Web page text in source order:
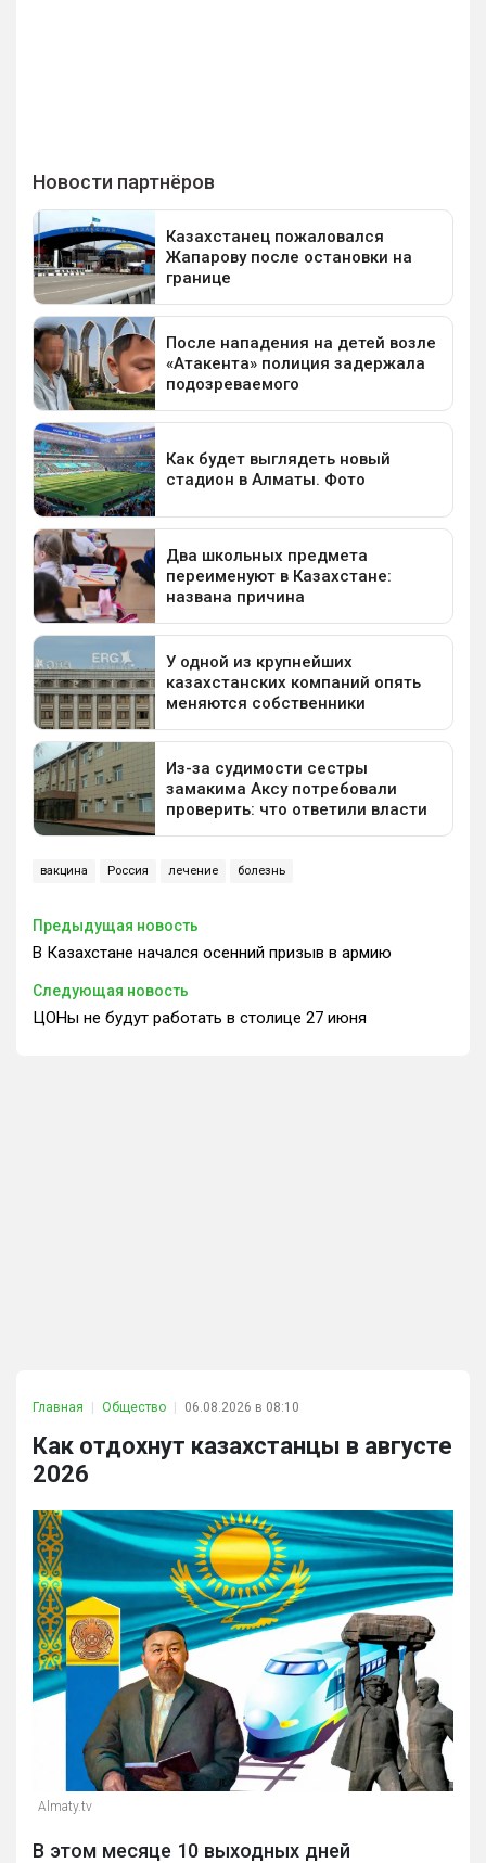
вакцина Россия лечение болезнь
Предыдущая новость
В Казахстане начался осенний призыв в армию
Следующая новость
ЦОНы не будут работать в столице 27 июня
Главная Общество 06.08.2026 в 08:10
Как отдохнут казахстанцы в августе
2026
Almaty.tv
В этом месяце 10 выходных дней